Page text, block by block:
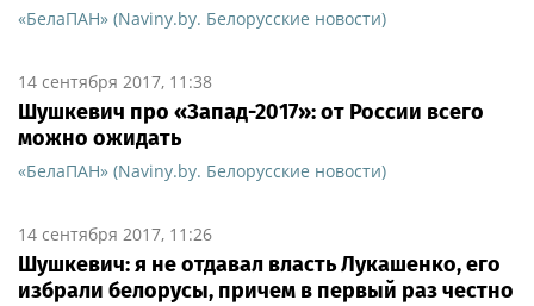
«БелаПАН» (Naviny.by. Белорусские новости)
14 сентября 2017, 11:38
Шушкевич про «Запад-2017»: от России всего
можно ожидать
«БелаПАН» (Naviny.by. Белорусские новости)
14 сентября 2017, 11:26
Шушкевич: я не отдавал власть Лукашенко, его
избрали белорусы, причем в первый раз честно